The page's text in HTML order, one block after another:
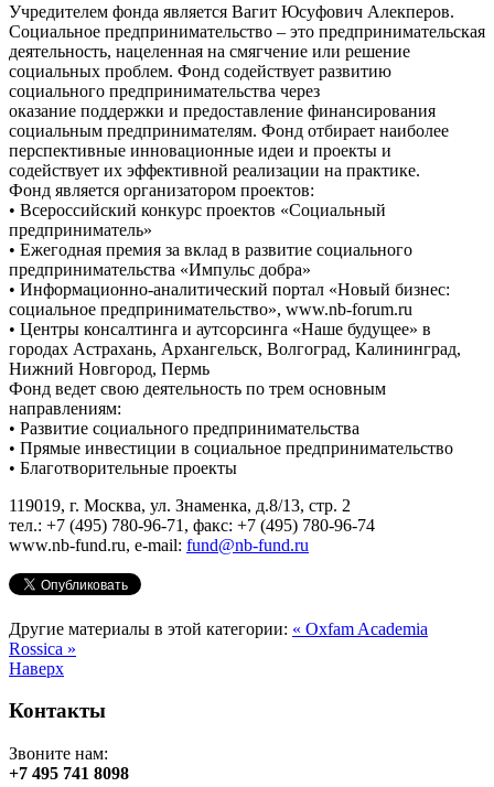
Учредителем фонда является Вагит Юсуфович Алекперов.
Социальное предпринимательство – это предпринимательская
деятельность, нацеленная на смягчение или решение
социальных проблем. Фонд содействует развитию
социального предпринимательства через
оказание поддержки и предоставление финансирования
социальным предпринимателям. Фонд отбирает наиболее
перспективные инновационные идеи и проекты и
содействует их эффективной реализации на практике.
Фонд является организатором проектов:
• Всероссийский конкурс проектов «Социальный
предприниматель»
• Ежегодная премия за вклад в развитие социального
предпринимательства «Импульс добра»
• Информационно-аналитический портал «Новый бизнес:
социальное предпринимательство», www.nb-forum.ru
• Центры консалтинга и аутсорсинга «Наше будущее» в
городах Астрахань, Архангельск, Волгоград, Калининград,
Нижний Новгород, Пермь
Фонд ведет свою деятельность по трем основным
направлениям:
• Развитие социального предпринимательства
• Прямые инвестиции в социальное предпринимательство
• Благотворительные проекты
119019, г. Москва, ул. Знаменка, д.8/13, стр. 2
тел.: +7 (495) 780-96-71, факс: +7 (495) 780-96-74
www.nb-fund.ru, e-mail: fund@nb-fund.ru
Другие материалы в этой категории: « Oxfam Academia
Rossica »
Наверх
Контакты
Звоните нам:
+7 495 741 8098